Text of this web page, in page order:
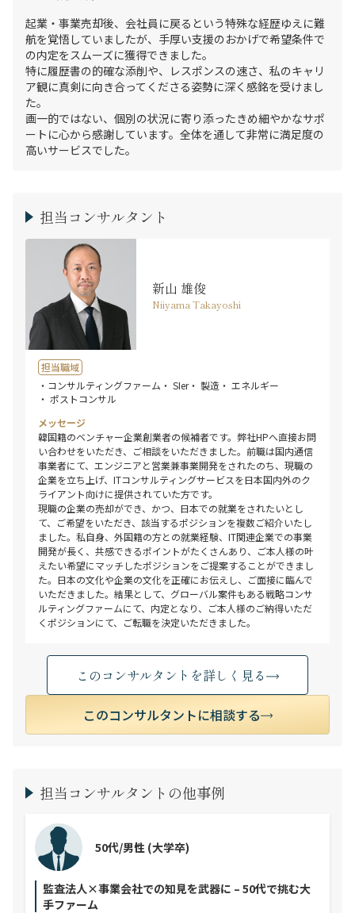
起業・事業売却後、会社員に戻るという特殊な経歴ゆえに難
航を覚悟していましたが、手厚い支援のおかげで希望条件で
の内定をスムーズに獲得できました。
特に履歴書の的確な添削や、レスポンスの速さ、私のキャリ
ア観に真剣に向き合ってくださる姿勢に深く感銘を受けまし
た。
画一的ではない、個別の状況に寄り添ったきめ細やかなサポ
ートに心から感謝しています。全体を通して非常に満足度の
高いサービスでした。
担当コンサルタント
新山 雄俊
Niiyama Takayoshi
担当職域
・コンサルティングファーム ・ SIer・ 製造 ・ エネルギー
・ ポストコンサル
メッセージ
韓国籍のベンチャー企業創業者の候補者です。弊社HPへ直接お問
い合わせをいただき、ご相談をいただきました。前職は国内通信
事業者にて、エンジニアと営業兼事業開発をされたのち、現職の
企業を立ち上げ、ITコンサルティングサービスを日本国内外のク
ライアント向けに提供されていた方です。
現職の企業の売却ができ、かつ、日本での就業をされたいとし
て、ご希望をいただき、該当するポジションを複数ご紹介いたし
ました。私自身、外国籍の方との就業経験、IT関連企業での事業
開発が長く、共感できるポイントがたくさんあり、ご本人様の叶
えたい希望にマッチしたポジションをご提案することができまし
た。日本の文化や企業の文化を正確にお伝えし、ご面接に臨んで
いただきました。結果として、グローバル案件もある戦略コンサ
ルティングファームにて、内定となり、ご本人様のご納得いただ
くポジションにて、ご転職を決定いただきました。
このコンサルタントを詳しく見る
このコンサルタントに相談する
担当コンサルタントの他事例
監査法人×事業会社での知見を武器に – 50代で挑む大
手ファーム
50代/男性 (大学卒)